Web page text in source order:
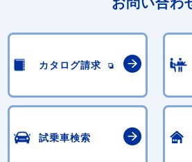
カタログ請求
試乗車検索